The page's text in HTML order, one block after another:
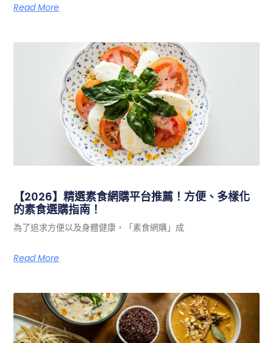
Read More
【2026】精選素食網購平台推薦！方便、多樣化
的素食選購指南！
為了追求方便以及身體健康，「素食網購」成
Read More